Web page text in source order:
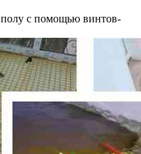
с помощью винтов-